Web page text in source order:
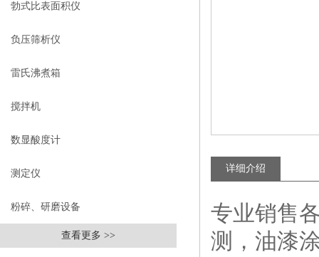
勃式比表面积仪
负压筛析仪
雷氏沸煮箱
搅拌机
数显酸度计
测定仪
粉碎、研磨设备
查看更多 >>
详细介绍
专业销售
测，油漆